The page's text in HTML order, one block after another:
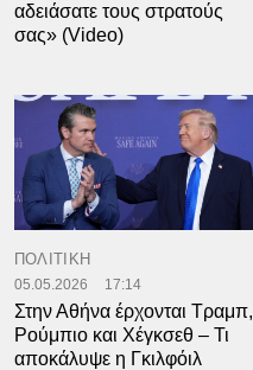
αδειάσατε τους στρατούς
σας» (Video)
ΠΟΛΙΤΙΚΗ
05.05.2026 17:14
Στην Αθήνα έρχονται Τραμπ,
Ρούμπιο και Χέγκσεθ – Τι
αποκάλυψε η Γκιλφόιλ